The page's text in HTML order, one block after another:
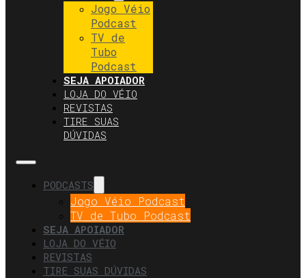
Jogo Véio
Podcast
TV de
Tubo
Podcast
SEJA APOIADOR
LOJA DO VÉIO
REVISTAS
TIRE SUAS
DÚVIDAS
PODCASTS
Jogo Véio Podcast
TV de Tubo Podcast
SEJA APOIADOR
LOJA DO VÉIO
REVISTAS
TIRE SUAS DÚVIDAS